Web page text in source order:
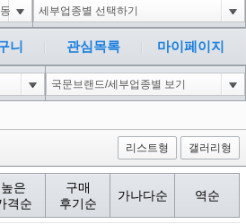
아이콘
아이콘
3
'0:0:15' --
아이콘
3
니 관심목록 마이페이지
리스트형 갤러리형
높은
격순
구매
후기순
가나다순 역순